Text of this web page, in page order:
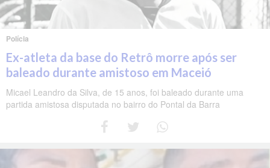
Polícia
Ex-atleta da base do Retrô morre após ser
baleado durante amistoso em Maceió
Micael Leandro da Silva, de 15 anos, foi baleado durante uma
partida amistosa disputada no bairro do Pontal da Barra